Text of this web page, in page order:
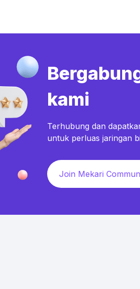
kami
Terhubung dan
untuk perluas jaringan
Join Mekari